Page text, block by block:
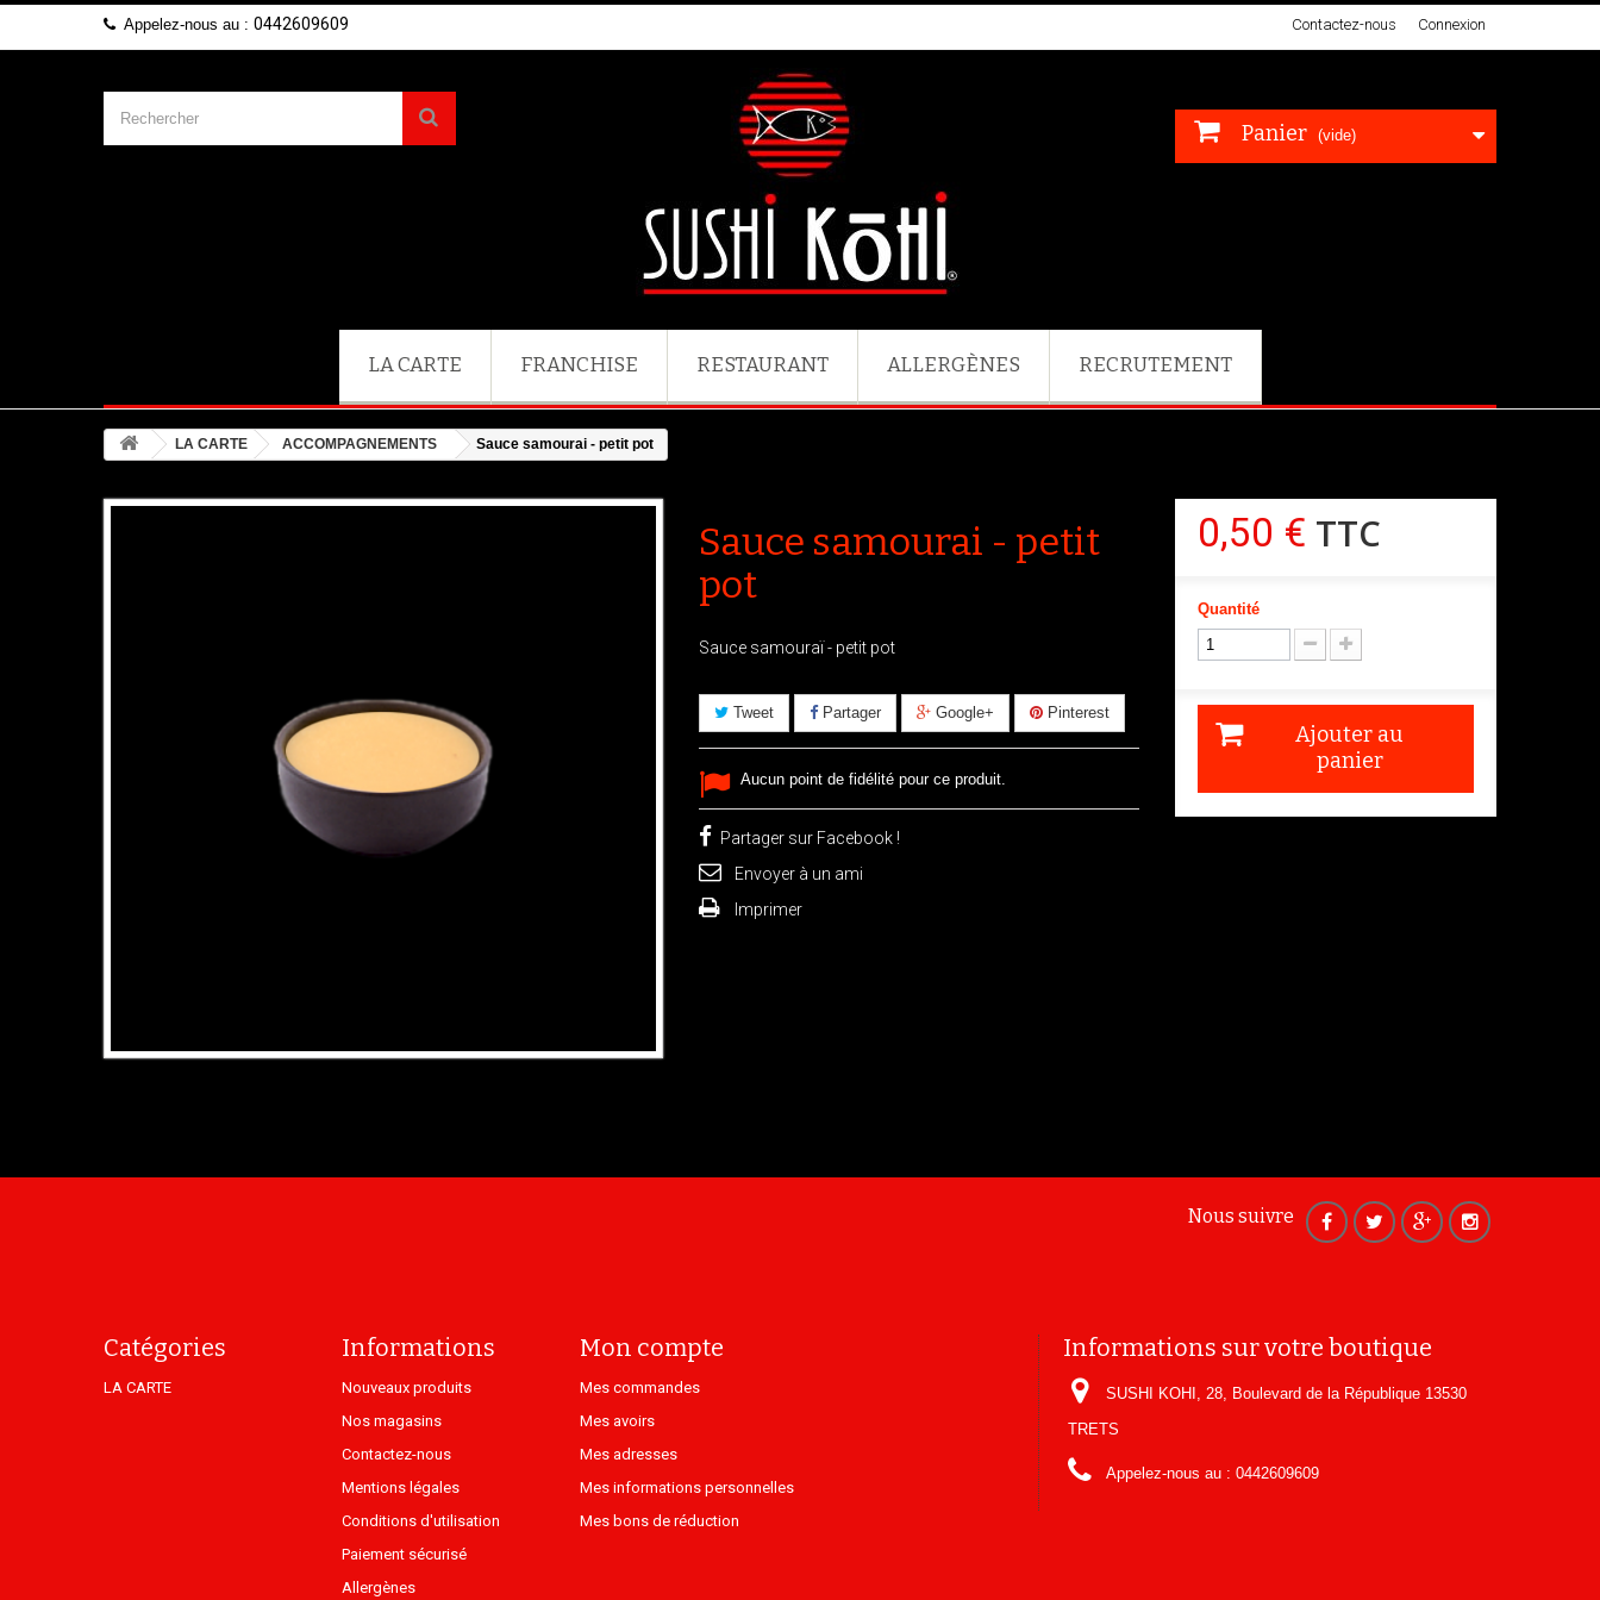
Connexion
Contactez-nous
Appelez-nous au : 0442609609
Panier (vide)
LA CARTE FRANCHISE RESTAURANT ALLERGÈNES RECRUTEMENT
LA CARTE ACCOMPAGNEMENTS Sauce samourai - petit pot
Sauce samourai - petit
pot
Sauce samouraï - petit pot
Tweet Partager Google+ Pinterest
Aucun point de fidélité pour ce produit.
Partager sur Facebook !
Envoyer à un ami
Imprimer
0,50 € TTC
Quantité
Ajouter au
panier
Nous suivre
Catégories
LA CARTE
Informations
Nouveaux produits
Nos magasins
Contactez-nous
Mentions légales
Conditions d'utilisation
Paiement sécurisé
Allergènes
Mon compte
Mes commandes
Mes avoirs
Mes adresses
Mes informations personnelles
Mes bons de réduction
Informations sur votre boutique
SUSHI KOHI, 28, Boulevard de la République 13530
TRETS
Appelez-nous au : 0442609609